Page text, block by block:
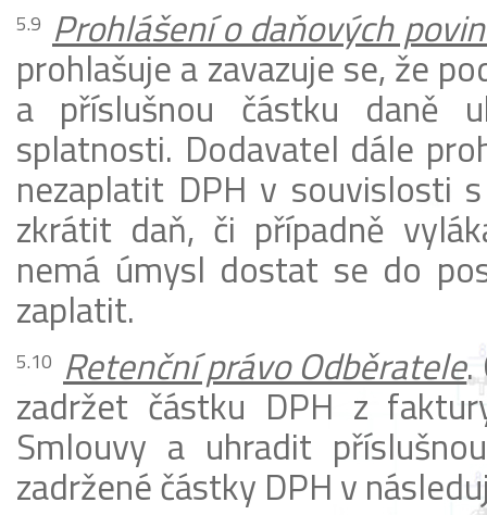
Prohlášenío daňových
prohlašuje a zavazuje se, že
a příslušnou částku daně
splatnosti. Dodavatel dále
nezaplatit DPH v souvislosti
zkrátit daň, či případně
nemá úmysl dostat se do
zaplatit.
Retenční právo Odběratele.
zadržet částku DPH z
Smlouvy a uhradit
zadržené částky DPH v